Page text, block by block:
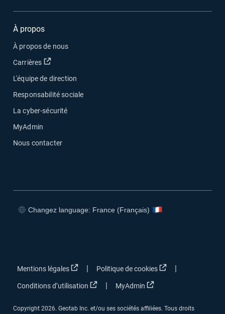
À propos
À propos de nous
Carrières
Ouvrir dans une nouvelle fenêtre
L'équipe de direction
Responsabilité sociale
La cyber-sécurité
MyAdmin
Nous contacter
Changez language: France (Français)
Mentions légales Ouvrir dans une nouvelle fenêtre
| Politique de cookies Ouvrir dans une
|
Conditions d’utilisation Ouvrir dans une nouvelle fenêtre
| MyAdmin Ouvrir dans une
Copyright 2026. Geotab Inc. et/ou ses sociétés affiliées. Tous droits